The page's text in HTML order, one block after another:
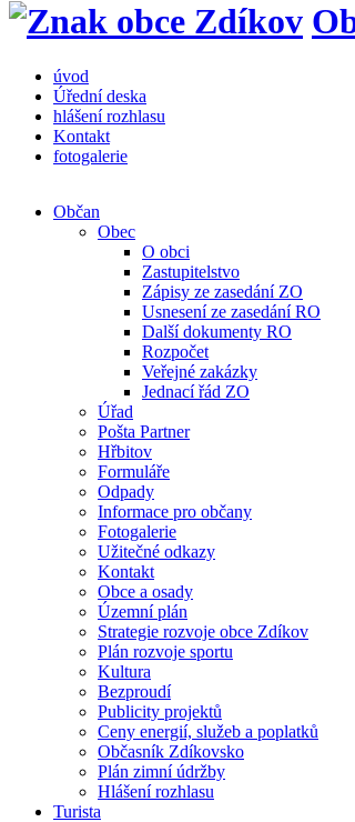
úvod
Úřední deska
hlášení rozhlasu
Kontakt
fotogalerie
Občan
Obec
O obci
Zastupitelstvo
Zápisy ze zasedání ZO
Usnesení ze zasedání RO
Další dokumenty RO
Rozpočet
Veřejné zakázky
Jednací řád ZO
Úřad
Pošta Partner
Hřbitov
Formuláře
Odpady
Informace pro občany
Fotogalerie
Užitečné odkazy
Kontakt
Obce a osady
Územní plán
Strategie rozvoje obce Zdíkov
Plán rozvoje sportu
Kultura
Bezproudí
Publicity projektů
Ceny energií, služeb a poplatků
Občasník Zdíkovsko
Plán zimní údržby
Hlášení rozhlasu
Turista